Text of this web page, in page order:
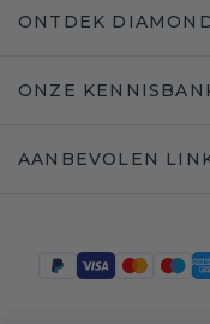
ONTDEK
ONZE
AANBEVOLEN